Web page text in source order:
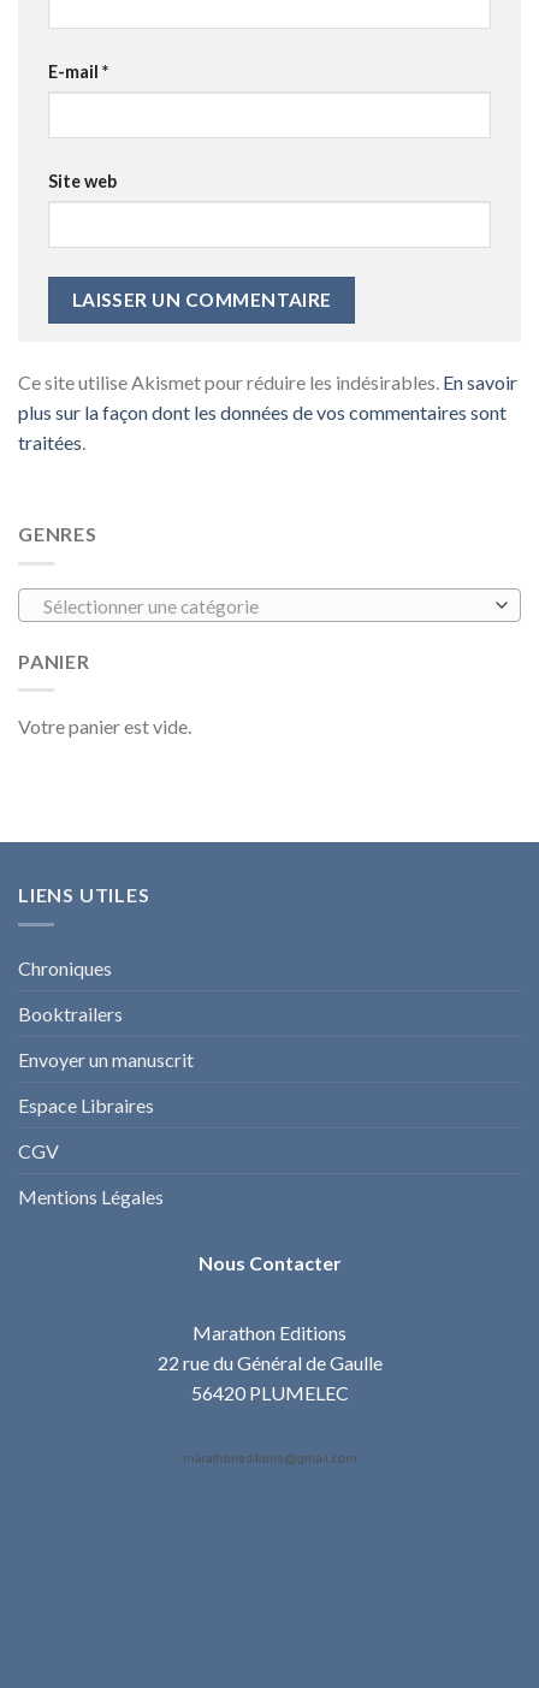
E-mail *
Site web
Ce site utilise Akismet pour réduire les indésirables. En savoir
plus sur la façon dont les données de vos commentaires sont
traitées.
GENRES
Sélectionner une catégorie
PANIER
Votre panier est vide.
LIENS UTILES
Chroniques
Booktrailers
Envoyer un manuscrit
Espace Libraires
CGV
Mentions Légales
Nous Contacter
Marathon Editions
22 rue du Général de Gaulle
56420 PLUMELEC